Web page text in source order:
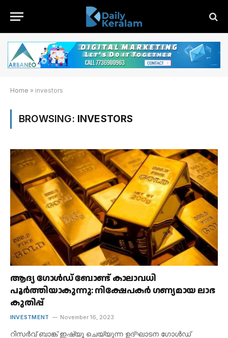
Home » investors
BROWSING: INVESTORS
ആദ്യ ഗോൾഡ് ബോണ്ട് കാലാവധി
പൂർത്തിയാകുന്നു: നിക്ഷേപകർ ഗണ്യമായ ലാഭ
കുതിപ്പ്
INVESTMENT November 16, 2023
റിസർവ് ബാങ്ക് ഇഷ്യൂ ചെയ്യുന്ന ഉദ്ഘാടന ഗോൾഡ്